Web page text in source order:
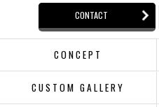
CONTACT
CONCEPT
CUSTOM GALLERY